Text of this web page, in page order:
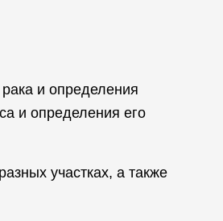
и определения
и определения его
участках, а также